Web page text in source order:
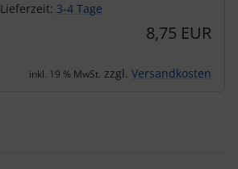
Lieferzeit: 3-4 Tage
8,75 EUR
inkl. 19 % MwSt. zzgl. Versandkosten